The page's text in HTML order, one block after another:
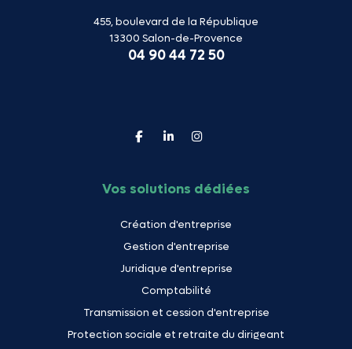
455, boulevard de la République
13300 Salon-de-Provence
04 90 44 72 50
Vos solutions dédiées
Création d'entreprise
Gestion d'entreprise
Juridique d'entreprise
Comptabilité
Transmission et cession d'entreprise
Protection sociale et retraite du dirigeant